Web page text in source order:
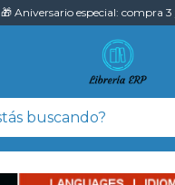
🎁 Aniversario especial: compra